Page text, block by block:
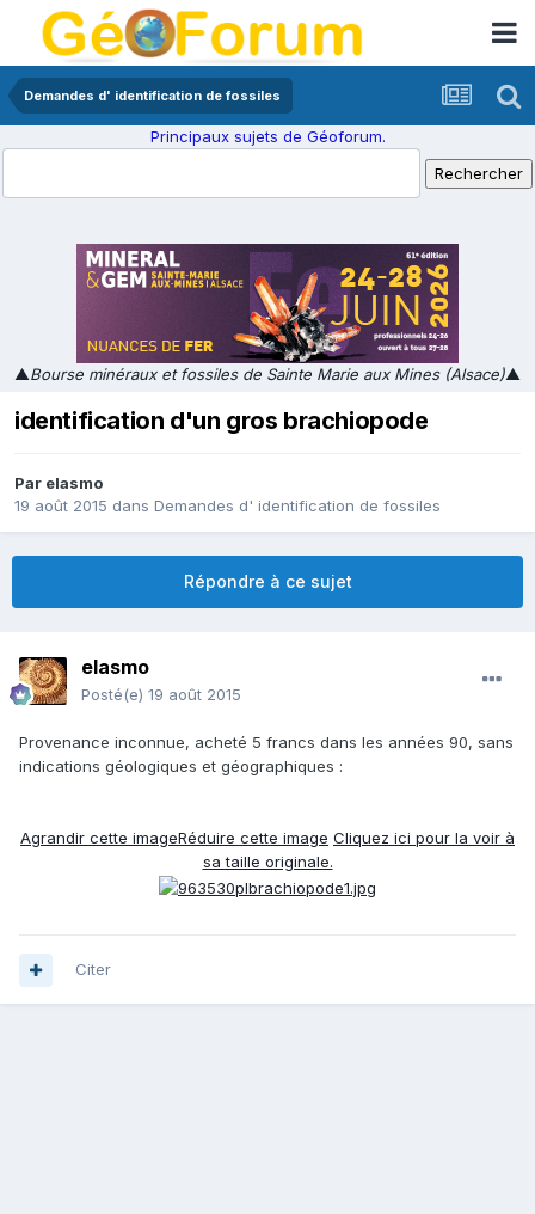
Demandes d' identification de fossiles
Principaux sujets de Géoforum.
▲Bourse minéraux et fossiles de Sainte Marie aux Mines (Alsace)▲
identification d'un gros brachiopode
Par elasmo
19 août 2015 dans Demandes d' identification de fossiles
Répondre à ce sujet
elasmo
Posté(e) 19 août 2015
Provenance inconnue, acheté 5 francs dans les années 90, sans
indications géologiques et géographiques :
Agrandir cette imageRéduire cette image Cliquez ici pour la voir à
sa taille originale.
Citer